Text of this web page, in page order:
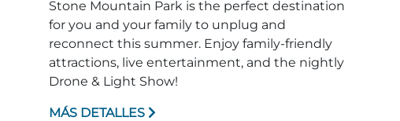
Stone Mountain Park is the perfect destination
for you and your family to unplug and
reconnect this summer. Enjoy family-friendly
attractions, live entertainment, and the nightly
Drone & Light Show!
MÁS DETALLES